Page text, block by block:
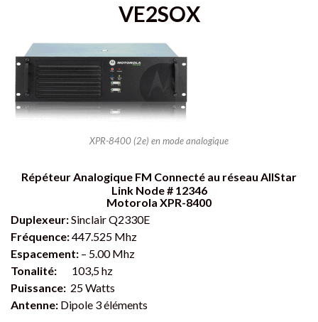
VE2SOX
XPR-8400 (2e) en mode analogique
Répéteur Analogique FM Connecté au réseau AllStar
Link Node # 12346
Motorola XPR-8400
Duplexeur:Sinclair Q2330E
Fréquence:447.525 Mhz
Espacement: – 5.00 Mhz
Tonalité: 103,5 hz
Puissance: 25 Watts
Antenne: Dipole 3 éléments